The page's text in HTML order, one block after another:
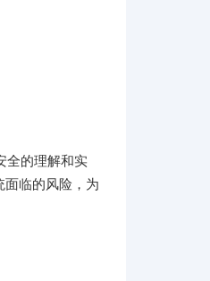
全的理解和实
临的风险，为